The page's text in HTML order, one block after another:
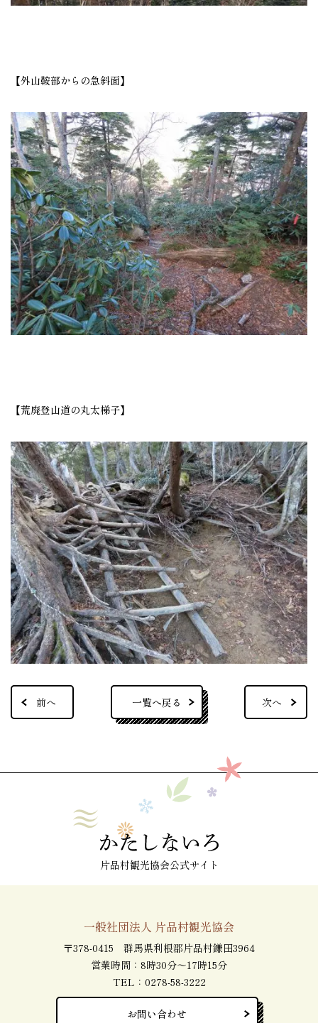
【外山鞍部からの急斜面】
【荒廃登山道の丸太梯子】
前へ 次へ
一覧へ戻る
片品村観光協会公式サイト
一般社団法人 片品村観光協会
〒378-0415 群馬県利根郡片品村鎌田3964
営業時間：8時30分～17時15分
TEL： 0278-58-3222
お問い合わせ